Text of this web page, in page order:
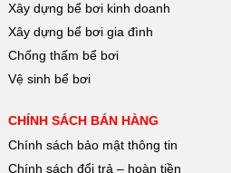
Xây dựng bể bơi kinh doanh
Xây dựng bể bơi gia đình
Chống thấm bể bơi
Vệ sinh bể bơi
CHÍNH SÁCH BÁN HÀNG
Chính sách bảo mật thông tin
Chính sách đổi trả – hoàn tiền